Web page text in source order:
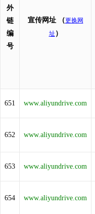
外
链
编
号
宣传网址 （更换网
址 ）
651 www.aliyundrive.com
652 www.aliyundrive.com
653 www.aliyundrive.com
654 www.aliyundrive.com